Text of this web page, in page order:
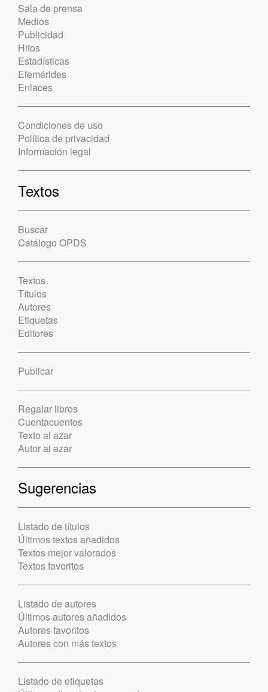
Sala de prensa
Medios
Publicidad
Hitos
Estadísticas
Efemérides
Enlaces
Condiciones de uso
Política de privacidad
Información legal
Textos
Buscar
Catálogo OPDS
Textos
Títulos
Autores
Etiquetas
Editores
Publicar
Regalar libros
Cuentacuentos
Texto al azar
Autor al azar
Sugerencias
Listado de títulos
Últimos textos añadidos
Textos mejor valorados
Textos favoritos
Listado de autores
Últimos autores añadidos
Autores favoritos
Autores con más textos
Listado de etiquetas